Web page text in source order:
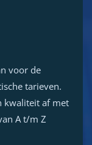
voor de
tarieven.
kwaliteit af met
A t/m Z